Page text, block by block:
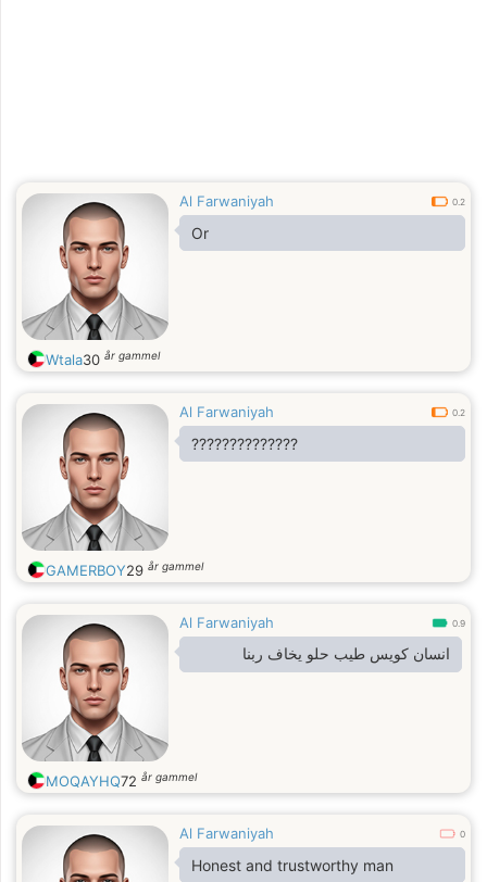
Al Farwaniyah 0.2
Or
Wtala30 år gammel
Al Farwaniyah 0.2
??????????????
GAMERBOY29 år gammel
Al Farwaniyah 0.9
انسان كويس طيب حلو يخاف ربنا
MOQAYHQ72 år gammel
Al Farwaniyah 0
Honest and trustworthy man